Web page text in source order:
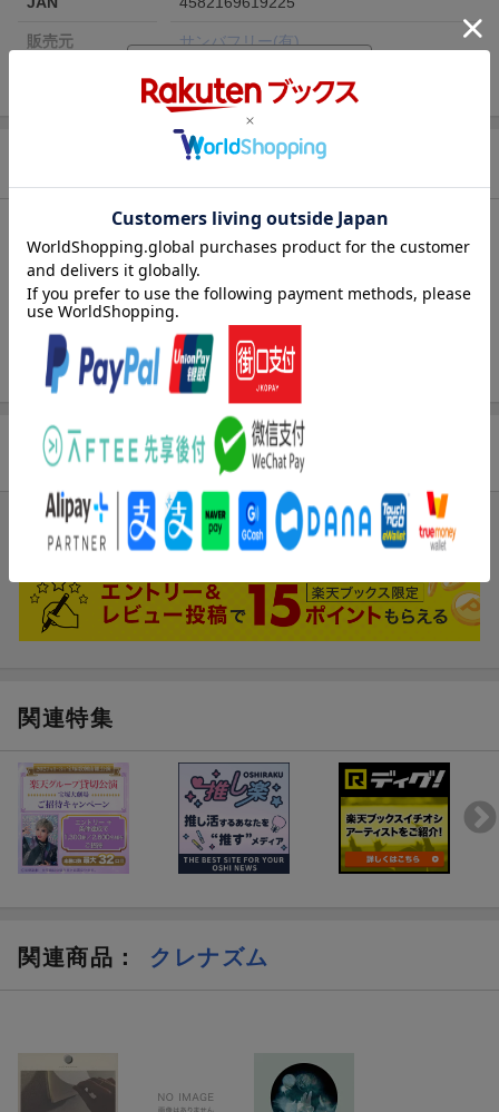
販売元 サンバフリー(有)
ー(アルバム)
MMMMA-4
曲目タイトル：
[Disc1]
『Touch of figure(仮)』／CD
アーティスト：クレナズム
商品レビュー
まだレビューがありません。
関連特集
関連商品 ： クレナズム